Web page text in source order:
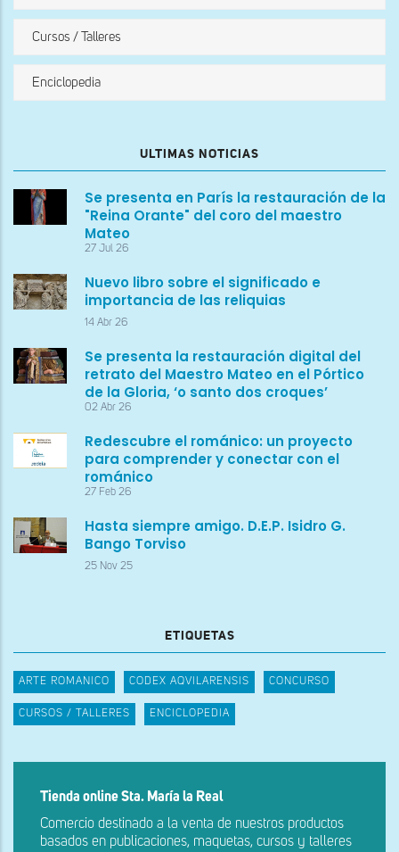
Cursos / Talleres
Enciclopedia
ULTIMAS NOTICIAS
Se presenta en París la restauración de la
"Reina Orante" del coro del maestro
Mateo
27 Jul 26
Nuevo libro sobre el significado e
importancia de las reliquias
14 Abr 26
Se presenta la restauración digital del
retrato del Maestro Mateo en el Pórtico
de la Gloria, ‘o santo dos croques’
02 Abr 26
Redescubre el románico: un proyecto
para comprender y conectar con el
románico
27 Feb 26
Hasta siempre amigo. D.E.P. Isidro G.
Bango Torviso
25 Nov 25
ETIQUETAS
ARTE ROMANICO CODEX AQVILARENSIS CONCURSO
CURSOS / TALLERES ENCICLOPEDIA
Tienda online Sta. María la Real
Comercio destinado a la venta de nuestros productos
basados en publicaciones, maquetas, cursos y talleres